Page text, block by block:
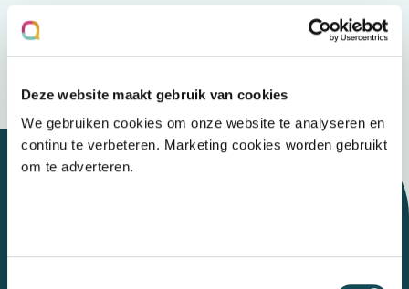
Deze website maakt gebruik van cookies
We gebruiken cookies om onze website te analyseren en
continu te verbeteren. Marketing cookies worden gebruikt
om te adverteren.